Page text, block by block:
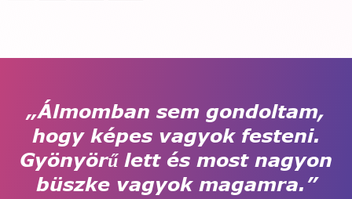
„Álmomban sem gondoltam,
hogy képes vagyok festeni.
Gyönyörű lett és most nagyon
büszke vagyok magamra.”